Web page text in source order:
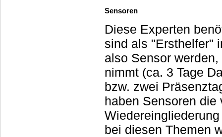
Sensoren
Diese Experten
sind als "Ersthelfer"
also Sensor
nimmt (ca. 3 Tage
bzw. zwei
haben Sensoren
bei diesen Themen